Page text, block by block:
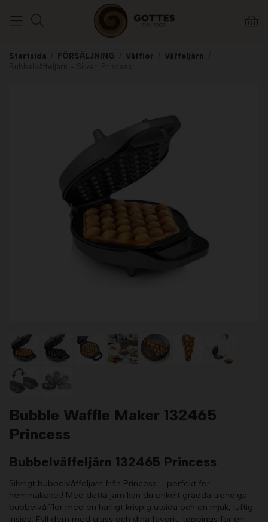
Startsida FÖRSÄLJNING Våfflor Våffeljärn
Bubble Waffle Maker 132465
Princess
Bubbelvåffeljärn 132465 Princess
Silvrigt bubbelvåffeljärn från Princess – perfekt för
hemmaköket! Med detta järn kan du enkelt grädda trendiga
bubbelvåfflor med en härligt krispig utsida och en mjuk, luftig
insida. Fyll dem med glass och dina favorit-toppings för en